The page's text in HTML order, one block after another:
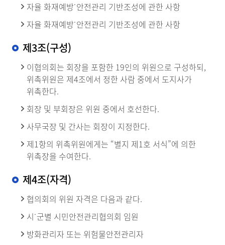
자율 화재예방˙안전관리 기반조성에 관한 사항
자율 화재예방˙안전관리 기반조성에 관한 사항
제3조(구성)
이협의회는 회장을 포함한 19인의 위원으로 구성하되,
위촉위원은 제4조에서 정한 사람 중에서 도지사가
위촉한다.
회장 및 부회장은 위원 중에서 호선한다.
사무국장 및 간사는 회장이 지정한다.
제1항의 위촉위원에게는 “별지 제1호 서식”에 의한
위촉장을 수여한다.
제4조(자격)
협의회의 위원 자격은 다음과 같다.
시˙군별 시민안전관리협의회 임원
방화관리자 또는 위험물안전관리자